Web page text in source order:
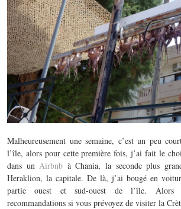
Malheureusement une semaine, c’est un peu
l’île, alors pour cette première fois, j’ai fait le
dans unAirbnb à Chania, la seconde plus
Heraklion, la capitale. De là, j’ai bougé en
partie ouest et sud-ouest de l’île. Alors
recommandations si vous prévoyez de visiter la